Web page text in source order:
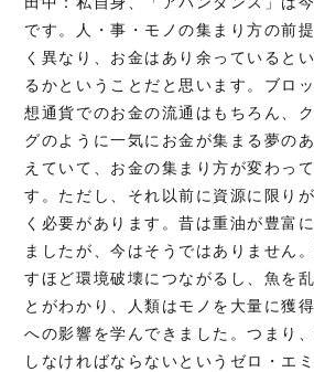
です。人・事・モノの集まり方の前
く異なり、お金はあり余っていると
るかということだと思います。ブロ
想通貨でのお金の流通はもちろん、
グのように一気にお金が集まる夢の
えていて、お金の集まり方が変わっ
す。ただし、それ以前に資源に限り
く必要があります。昔は重油が豊富
ましたが、今はそうではありません
すほど環境破壊につながるし、魚を
とがわかり、人類はモノを大量に獲
への影響を学んできました。つまり
しなければならないというゼロ・エ